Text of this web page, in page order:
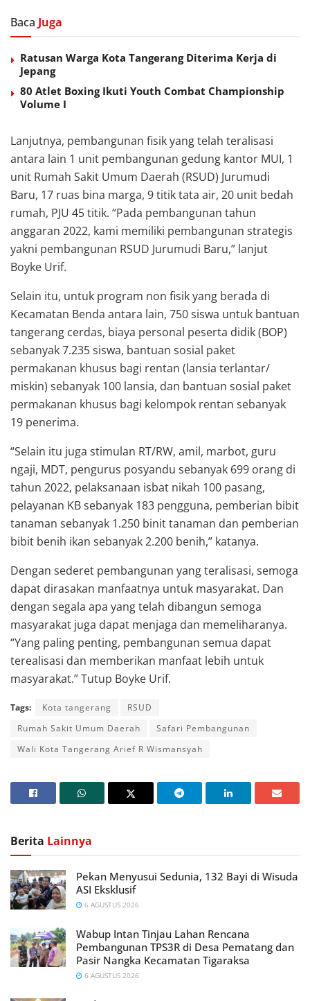
Baca Juga
Ratusan Warga Kota Tangerang Diterima Kerja di
Jepang
80 Atlet Boxing Ikuti Youth Combat Championship
Volume I
Lanjutnya, pembangunan fisik yang telah teralisasi
antara lain 1 unit pembangunan gedung kantor MUI, 1
unit Rumah Sakit Umum Daerah (RSUD) Jurumudi
Baru, 17 ruas bina marga, 9 titik tata air, 20 unit bedah
rumah, PJU 45 titik. “Pada pembangunan tahun
anggaran 2022, kami memiliki pembangunan strategis
yakni pembangunan RSUD Jurumudi Baru,” lanjut
Boyke Urif.
Selain itu, untuk program non fisik yang berada di
Kecamatan Benda antara lain, 750 siswa untuk bantuan
tangerang cerdas, biaya personal peserta didik (BOP)
sebanyak 7.235 siswa, bantuan sosial paket
permakanan khusus bagi rentan (lansia terlantar/
miskin) sebanyak 100 lansia, dan bantuan sosial paket
permakanan khusus bagi kelompok rentan sebanyak
19 penerima.
“Selain itu juga stimulan RT/RW, amil, marbot, guru
ngaji, MDT, pengurus posyandu sebanyak 699 orang di
tahun 2022, pelaksanaan isbat nikah 100 pasang,
pelayanan KB sebanyak 183 pengguna, pemberian bibit
tanaman sebanyak 1.250 binit tanaman dan pemberian
bibit benih ikan sebanyak 2.200 benih,” katanya.
Dengan sederet pembangunan yang teralisasi, semoga
dapat dirasakan manfaatnya untuk masyarakat. Dan
dengan segala apa yang telah dibangun semoga
masyarakat juga dapat menjaga dan memeliharanya.
“Yang paling penting, pembangunan semua dapat
terealisasi dan memberikan manfaat lebih untuk
masyarakat.” Tutup Boyke Urif.
Tags: Kota tangerang
RSUD
Rumah Sakit Umum Daerah
Safari Pembangunan
Wali Kota Tangerang Arief R Wismansyah
Berita Lainnya
Pekan Menyusui Sedunia, 132 Bayi di Wisuda
ASI Eksklusif
6 AGUSTUS 2026
Wabup Intan Tinjau Lahan Rencana
Pembangunan TPS3R di Desa Pematang dan
Pasir Nangka Kecamatan Tigaraksa
6 AGUSTUS 2026